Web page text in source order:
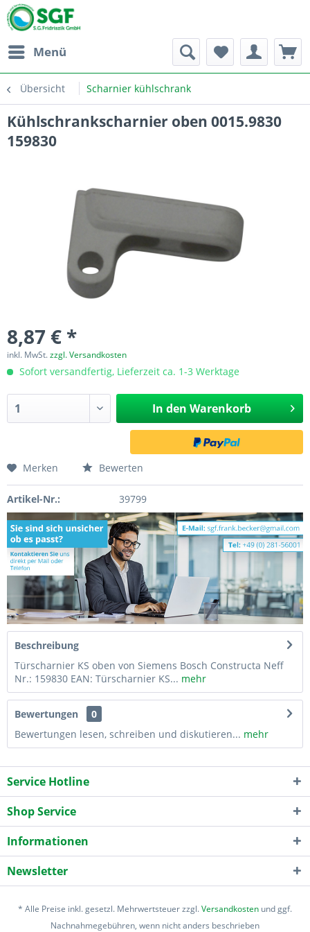
Menü
Übersicht Scharnier kühlschrank
Kühlschrankscharnier oben 0015.9830
159830
8,87 € *
inkl. MwSt.zzgl. Versandkosten
Sofort versandfertig, Lieferzeit ca. 1-3 Werktage
In den Warenkorb
Merken Bewerten
Artikel-Nr.: 39799
Beschreibung
Türscharnier KS oben von Siemens Bosch Constructa Neff
Nr.: 159830 EAN: Türscharnier KS... mehr
Bewertungen
0
Bewertungen lesen, schreiben und diskutieren... mehr
Service Hotline
Shop Service
Informationen
Newsletter
* Alle Preise inkl. gesetzl. Mehrwertsteuer zzgl.Versandkosten und ggf.
Nachnahmegebühren, wenn nicht anders beschrieben